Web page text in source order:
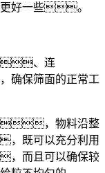
好一些。
、连
保筛面的正常工
，物料沿整
既可以充分利用
而且可以确保较